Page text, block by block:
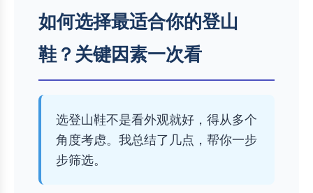
如何选择最适合你的登山
鞋？关键因素一次看
选登山鞋不是看外观就好，得从多个
角度考虑。我总结了几点，帮你一步
步筛选。